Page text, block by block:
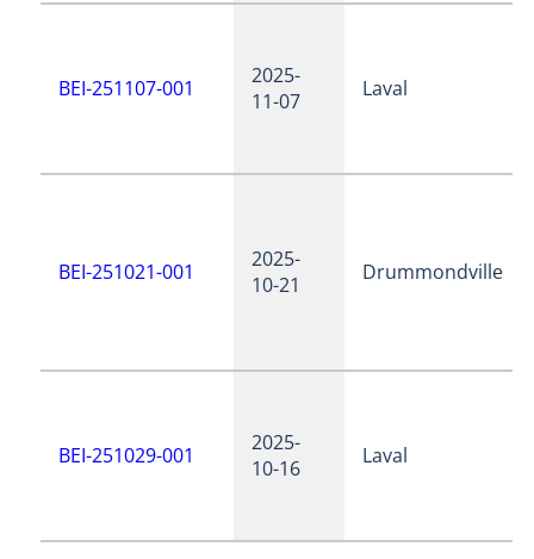
BEI-251107-001
2025-
11-07
Laval
BEI-251021-001
2025-
10-21
Drummondville
BEI-251029-001
2025-
10-16
Laval